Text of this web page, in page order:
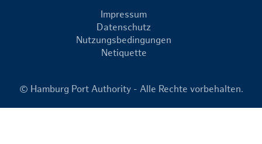
Impressum
Datenschutz
Nutzungsbedingungen
Netiquette
© Hamburg Port Authority - Alle Rechte vorbehalten.